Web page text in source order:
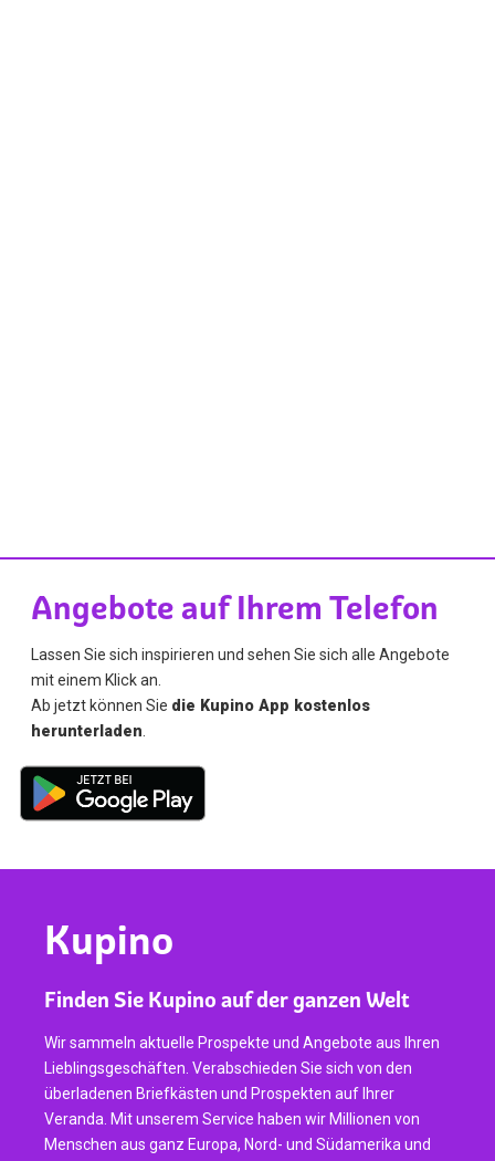
Angebote auf Ihrem Telefon
Lassen Sie sich inspirieren und sehen Sie sich alle Angebote
mit einem Klick an.
Ab jetzt können Sie die Kupino App kostenlos
herunterladen
Kupino
Finden Sie Kupino auf der ganzen Welt
Wir sammeln aktuelle Prospekte und Angebote aus Ihren
Lieblingsgeschäften. Verabschieden Sie sich von den
überladenen Briefkästen und Prospekten auf Ihrer
Veranda. Mit unserem Service haben wir Millionen von
Menschen aus ganz Europa, Nord- und Südamerika und